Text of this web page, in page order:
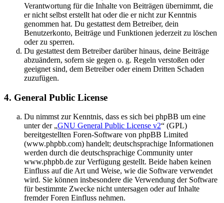
Verantwortung für die Inhalte von Beiträgen übernimmt, die
er nicht selbst erstellt hat oder die er nicht zur Kenntnis
genommen hat. Du gestattest dem Betreiber, dein
Benutzerkonto, Beiträge und Funktionen jederzeit zu löschen
oder zu sperren.
Du gestattest dem Betreiber darüber hinaus, deine Beiträge
abzuändern, sofern sie gegen o. g. Regeln verstoßen oder
geeignet sind, dem Betreiber oder einem Dritten Schaden
zuzufügen.
4. General Public License
Du nimmst zur Kenntnis, dass es sich bei phpBB um eine
unter der „GNU General Public License v2“ (GPL)
bereitgestellten Foren-Software von phpBB Limited
(www.phpbb.com) handelt; deutschsprachige Informationen
werden durch die deutschsprachige Community unter
www.phpbb.de zur Verfügung gestellt. Beide haben keinen
Einfluss auf die Art und Weise, wie die Software verwendet
wird. Sie können insbesondere die Verwendung der Software
für bestimmte Zwecke nicht untersagen oder auf Inhalte
fremder Foren Einfluss nehmen.